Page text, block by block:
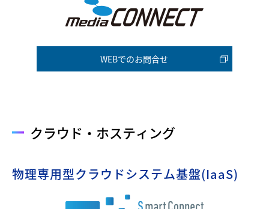
WEBでのお問合せ
クラウド・ホスティング
物理専用型クラウドシステム基盤(IaaS)